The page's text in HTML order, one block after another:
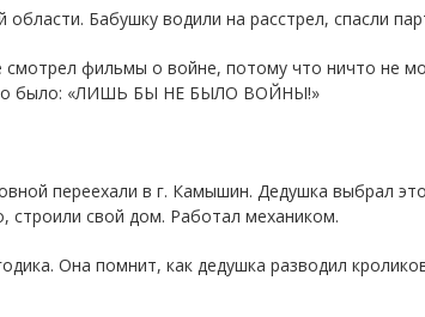
Бабушку водили на расстрел, спасли
фильмы о войне, потому что ничто не
было: «ЛИШЬ БЫ НЕ БЫЛО ВОЙНЫ!»
переехали в г. Камышин. Дедушка выбрал
свой дом. Работал механиком.
Она помнит, как дедушка разводил